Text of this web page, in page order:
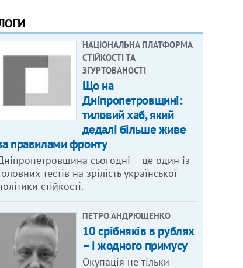
НАЦІОНАЛЬНА ПЛАТФОРМА
СТІЙКОСТІ ТА
ЗГУРТОВАНОСТІ
Що на
Дніпропетровщині:
тиловий хаб, який
дедалі більше живе
правилами фронту
сьогодні – це один із
тестів на зрілість української
стійкості.
ПЕТРО АНДРЮЩЕНКО
10 срібняків в рублях
– і жодного примусу
Окупація не тільки